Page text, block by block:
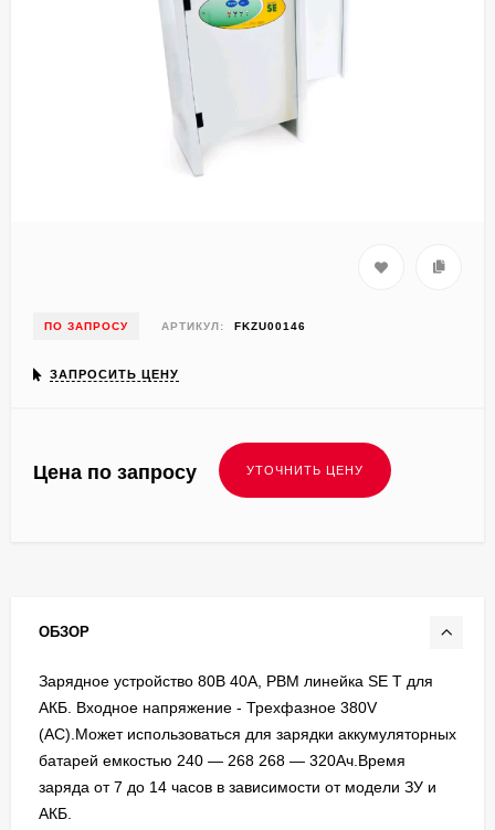
ПО ЗАПРОСУ АРТИКУЛ: FKZU00146
ЗАПРОСИТЬ ЦЕНУ
Цена по запросу
ОБЗОР
Зарядное устройство 80В 40А, PBM линейка SE T для
АКБ. Входное напряжение - Трехфазное 380V
(AC).Может использоваться для зарядки аккумуляторных
батарей емкостью 240 — 268 268 — 320Ач.Время
заряда от 7 до 14 часов в зависимости от модели ЗУ и
АКБ.